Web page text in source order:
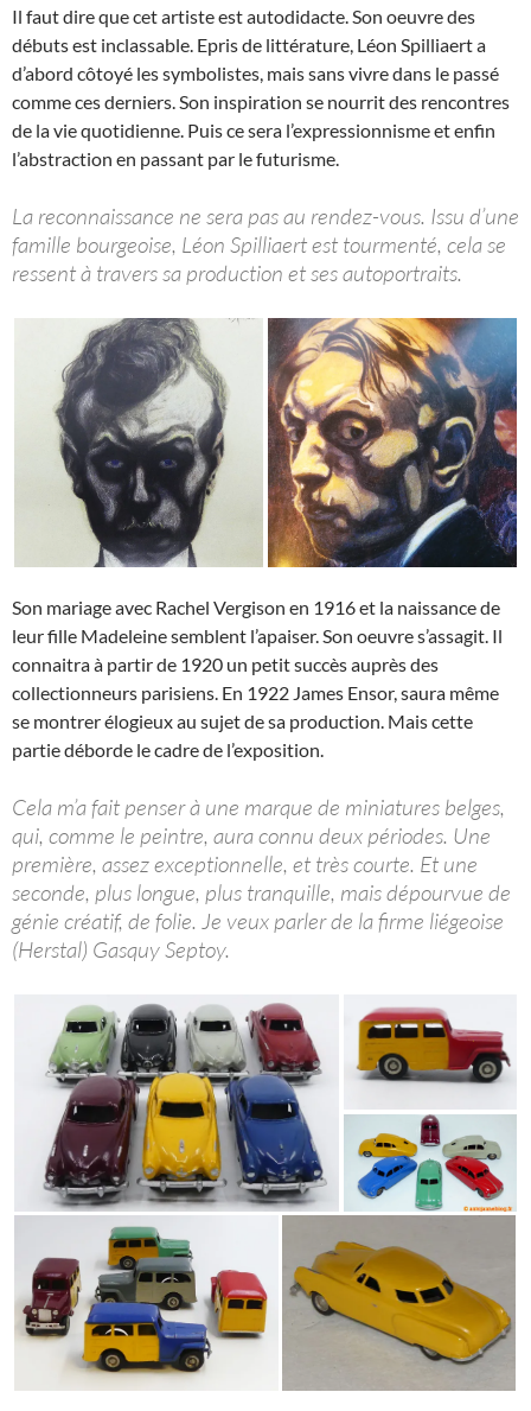
Il faut dire que cet artiste est autodidacte. Son oeuvre des
débuts est inclassable. Epris de littérature, Léon Spilliaert a
d’abord côtoyé les symbolistes, mais sans vivre dans le passé
comme ces derniers. Son inspiration se nourrit des rencontres
de la vie quotidienne. Puis ce sera l’expressionnisme et enfin
l’abstraction en passant par le futurisme.
La reconnaissance ne sera pas au rendez-vous. Issu d’une
famille bourgeoise, Léon Spilliaert est tourmenté, cela se
ressent à travers sa production et ses autoportraits.
Son mariage avec Rachel Vergison en 1916 et la naissance de
leur fille Madeleine semblent l’apaiser. Son oeuvre s’assagit. Il
connaitra à partir de 1920 un petit succès auprès des
collectionneurs parisiens. En 1922 James Ensor, saura même
se montrer élogieux au sujet de sa production. Mais cette
partie déborde le cadre de l’exposition.
Cela m’a fait penser à une marque de miniatures belges,
qui, comme le peintre, aura connu deux périodes. Une
première, assez exceptionnelle, et très courte. Et une
seconde, plus longue, plus tranquille, mais dépourvue de
génie créatif, de folie. Je veux parler de la firme liégeoise
(Herstal) Gasquy Septoy.